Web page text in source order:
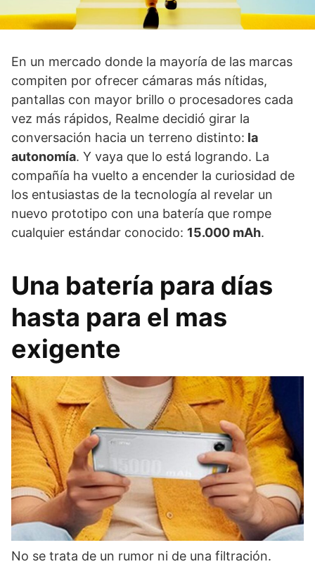
En un mercado donde la mayoría de las marcas
compiten por ofrecer cámaras más nítidas,
pantallas con mayor brillo o procesadores cada
vez más rápidos, Realme decidió girar la
conversación hacia un terreno distinto: la
autonomía. Y vaya que lo está logrando. La
compañía ha vuelto a encender la curiosidad de
los entusiastas de la tecnología al revelar un
nuevo prototipo con una batería que rompe
cualquier estándar conocido: 15.000 mAh.
Una batería para días
hasta para el mas
exigente
No se trata de un rumor ni de una filtración.